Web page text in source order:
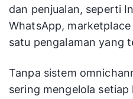
dan penjualan, seperti
WhatsApp,
satu pengalaman yang
Tanpa sistem
sering mengelola